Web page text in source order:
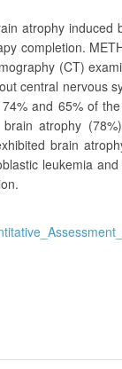
atrophy
completion.
(CT)
central nervous
and 65% of
atrophy
brain
leukemia